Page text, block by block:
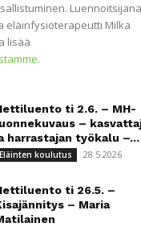
Luennoitsijana
eläinfysioterapeutti Milka
lisää
.
ti 2.6. – MH-
–
harrastajan työkalu –...
Eläinten koulutus 28.5.2026
ti 26.5. –
– Maria